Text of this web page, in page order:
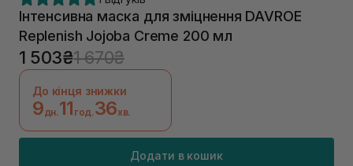
Інтенсивна маска для зміцнення DAVROE
Replenish Jojoba Creme 200 мл
1 503₴1 670₴
До кінця знижки
9дн.11 год.36хв.
Додати в кошик